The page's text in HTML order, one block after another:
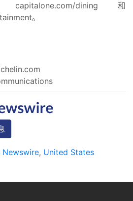
dining 和
。
Newswire, United States